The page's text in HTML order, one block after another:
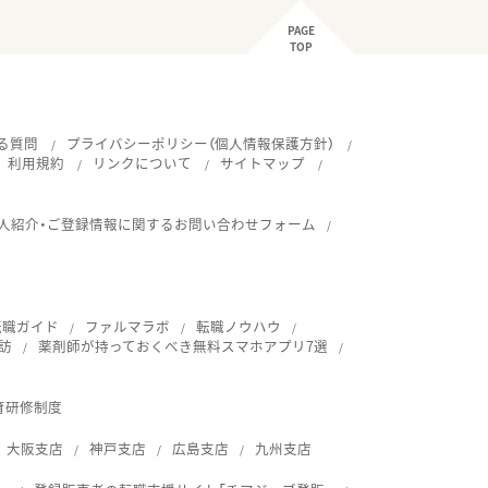
PAGE
TOP
質問
プライバシーポリシー（個人情報保護方針）
利用規約 リンクについて
サイトマップ
紹介・ご登録情報に関するお問い合わせフォーム
ガイド ファルマラボ
転職ノウハウ
薬剤師が持っておくべき無料スマホアプリ7選
研修制度
大阪支店 神戸支店 広島支店 九州支店